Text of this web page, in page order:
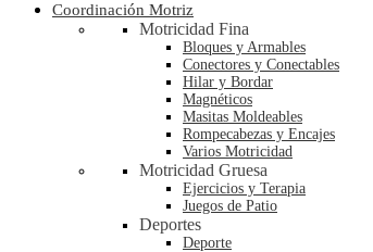
Coordinación Motriz
Motricidad Fina
Bloques y Armables
Conectores y Conectables
Hilar y Bordar
Magnéticos
Masitas Moldeables
Rompecabezas y Encajes
Varios Motricidad
Motricidad Gruesa
Ejercicios y Terapia
Juegos de Patio
Deportes
Deporte